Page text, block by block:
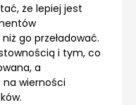
że lepiej jest
go przeładować.
i tym, co
a
na wierności